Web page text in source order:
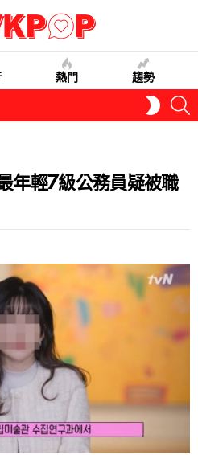
熱門 趨勢
SKIN
年輕7級公務員疑被職